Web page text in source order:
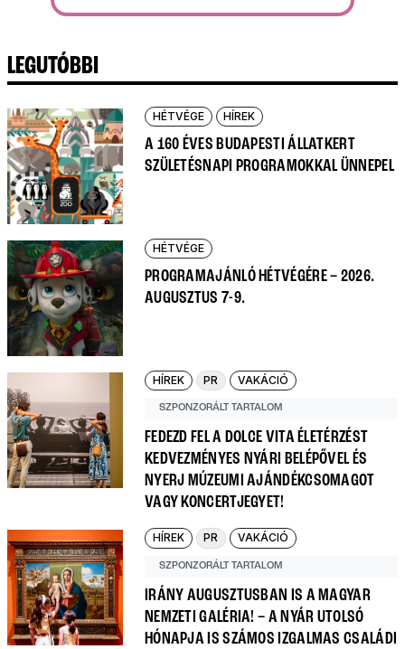
LEGUTÓBBI
HÉTVÉGE HÍREK
A 160 ÉVES BUDAPESTI ÁLLATKERT
SZÜLETÉSNAPI PROGRAMOKKAL ÜNNEPEL
HÉTVÉGE
PROGRAMAJÁNLÓ HÉTVÉGÉRE – 2026.
AUGUSZTUS 7-9.
HÍREK PR VAKÁCIÓ
SZPONZORÁLT TARTALOM
FEDEZD FEL A DOLCE VITA ÉLETÉRZÉST
KEDVEZMÉNYES NYÁRI BELÉPŐVEL ÉS
NYERJ MÚZEUMI AJÁNDÉKCSOMAGOT
VAGY KONCERTJEGYET!
HÍREK PR VAKÁCIÓ
SZPONZORÁLT TARTALOM
IRÁNY AUGUSZTUSBAN IS A MAGYAR
NEMZETI GALÉRIA! – A NYÁR UTOLSÓ
HÓNAPJA IS SZÁMOS IZGALMAS CSALÁDI